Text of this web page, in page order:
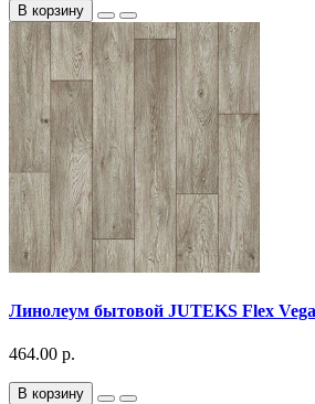
В корзину
Линолеум бытовой JUTEKS Flex
464.00 р.
В корзину